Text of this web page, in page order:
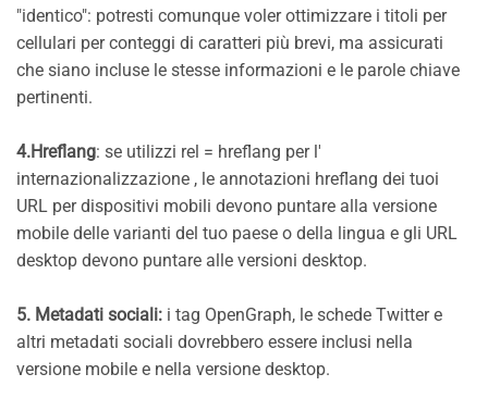
"identico": potresti comunque voler ottimizzare i titoli per
cellulari per conteggi di caratteri più brevi, ma assicurati
che siano incluse le stesse informazioni e le parole chiave
pertinenti.
4.Hreflang: se utilizzi rel = hreflang per l'
internazionalizzazione , le annotazioni hreflang dei tuoi
URL per dispositivi mobili devono puntare alla versione
mobile delle varianti del tuo paese o della lingua e gli URL
desktop devono puntare alle versioni desktop.
5. Metadati sociali: i tag OpenGraph, le schede Twitter e
altri metadati sociali dovrebbero essere inclusi nella
versione mobile e nella versione desktop.